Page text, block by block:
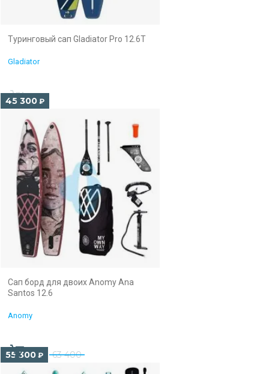
Туринговый сап Gladiator Pro 12.6T
Gladiator
45 300 ₽
Сап борд для двоих Anomy Ana
Santos 12.6
Anomy
63 400
55 300 ₽